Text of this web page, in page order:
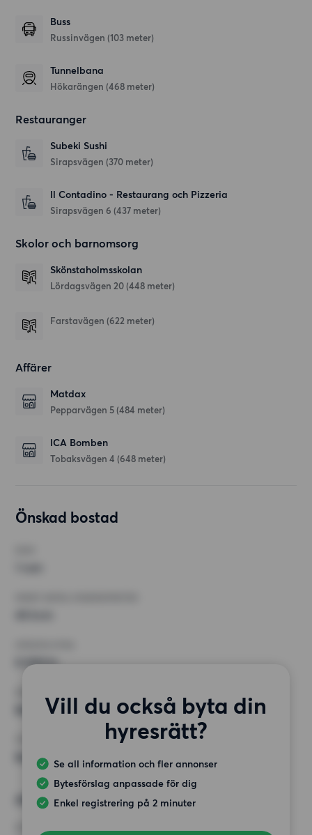
Buss
Russinvägen (103 meter)
Tunnelbana
Hökarängen (468 meter)
Restauranger
Subeki Sushi
Sirapsvägen (370 meter)
Il Contadino - Restaurang och Pizzeria
Sirapsvägen 6 (437 meter)
Skolor och barnomsorg
Skönstaholmsskolan
Lördagsvägen 20 (448 meter)
Farstavägen (622 meter)
Affärer
Matdax
Pepparvägen 5 (484 meter)
ICA Bomben
Tobaksvägen 4 (648 meter)
Önskad bostad
Vill du också byta din
hyresrätt?
Se all information och fler annonser
Bytesförslag anpassade för dig
Enkel registrering på 2 minuter
8 000 kr
Balkong,
ÖVRIGA PREFERENSER
Badkar, Öppen spis/kakelugn
Alternativt önskemål